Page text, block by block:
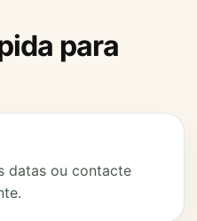
para
datas ou contacte